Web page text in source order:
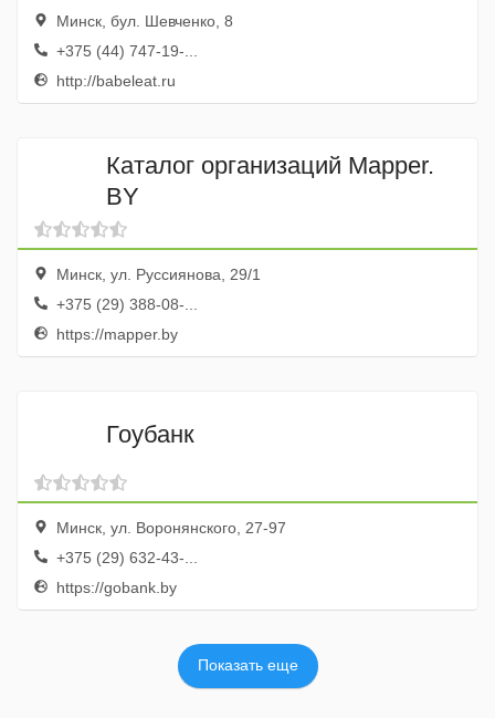
Минск, бул. Шевченко, 8
+375 (44) 747-19-...
http://babeleat.ru
Каталог организаций Mapper.
BY
Минск, ул. Руссиянова, 29/1
+375 (29) 388-08-...
https://mapper.by
Гоубанк
Минск, ул. Воронянского, 27-97
+375 (29) 632-43-...
https://gobank.by
Показать еще